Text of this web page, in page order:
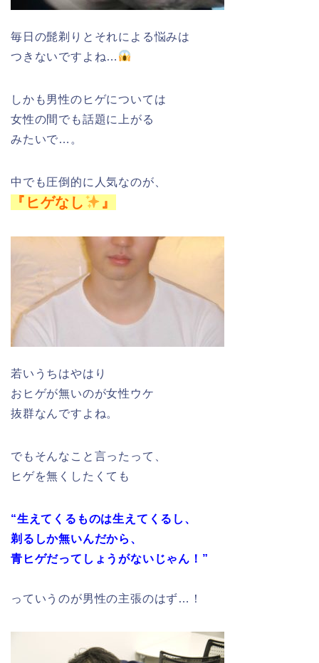
毎日の髭剃りとそれによる悩みは
つきないですよね…
しかも男性のヒゲについては
女性の間でも話題に上がる
みたいで…。
中でも圧倒的に人気なのが、
『ヒゲなし 』
若いうちはやはり
おヒゲが無いのが女性ウケ
抜群なんですよね。
でもそんなこと言ったって、
ヒゲを無くしたくても
“生えてくるものは生えてくるし、
剃るしか無いんだから、
青ヒゲだってしょうがないじゃん！”
っていうのが男性の主張のはず…！